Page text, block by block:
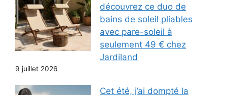
découvrez ce duo de
bains de soleil pliables
avec pare-soleil à
seulement 49 € chez
Jardiland
9 juillet 2026
Cet été, j’ai dompté la